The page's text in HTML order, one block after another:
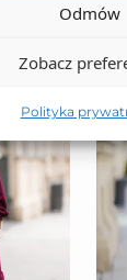
Odmów
Zobacz
Polityka